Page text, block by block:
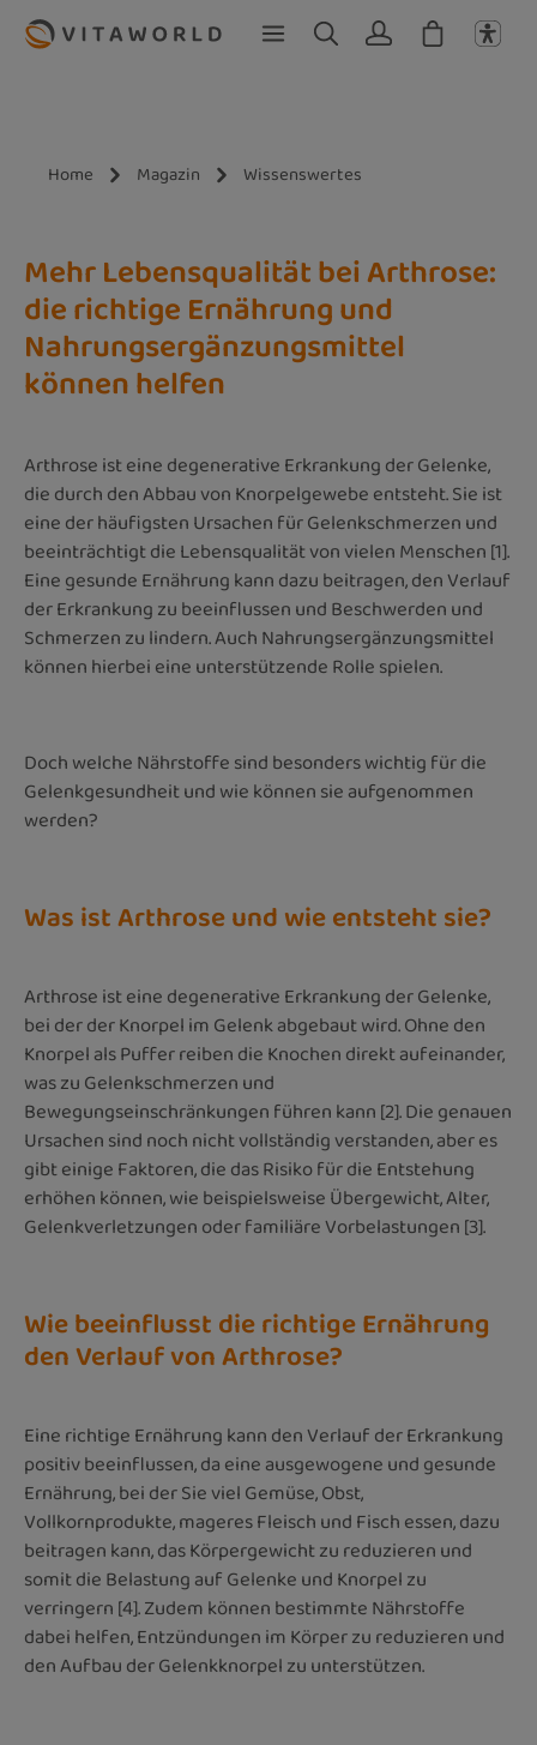
Zum Hauptinhalt springen
Home Magazin Wissenswertes
Mehr Lebensqualität bei Arthrose:
die richtige Ernährung und
Nahrungsergänzungsmittel
können helfen
Arthrose ist eine degenerative Erkrankung der Gelenke,
die durch den Abbau von Knorpelgewebe entsteht. Sie ist
eine der häufigsten Ursachen für Gelenkschmerzen und
beeinträchtigt die Lebensqualität von vielen Menschen [1].
Eine gesunde Ernährung kann dazu beitragen, den Verlauf
der Erkrankung zu beeinflussen und Beschwerden und
Schmerzen zu lindern. Auch Nahrungsergänzungsmittel
können hierbei eine unterstützende Rolle spielen.
Doch welche Nährstoffe sind besonders wichtig für die
Gelenkgesundheit und wie können sie aufgenommen
werden?
Was ist Arthrose und wie entsteht sie?
Arthrose ist eine degenerative Erkrankung der Gelenke,
bei der der Knorpel im Gelenk abgebaut wird. Ohne den
Knorpel als Puffer reiben die Knochen direkt aufeinander,
was zu Gelenkschmerzen und
Bewegungseinschränkungen führen kann [2]. Die genauen
Ursachen sind noch nicht vollständig verstanden, aber es
gibt einige Faktoren, die das Risiko für die Entstehung
erhöhen können, wie beispielsweise Übergewicht, Alter,
Gelenkverletzungen oder familiäre Vorbelastungen [3].
Wie beeinflusst die richtige Ernährung
den Verlauf von Arthrose?
Eine richtige Ernährung kann den Verlauf der Erkrankung
positiv beeinflussen, da eine ausgewogene und gesunde
Ernährung, bei der Sie viel Gemüse, Obst,
Vollkornprodukte, mageres Fleisch und Fisch essen, dazu
beitragen kann, das Körpergewicht zu reduzieren und
somit die Belastung auf Gelenke und Knorpel zu
verringern [4]. Zudem können bestimmte Nährstoffe
dabei helfen, Entzündungen im Körper zu reduzieren und
den Aufbau der Gelenkknorpel zu unterstützen.